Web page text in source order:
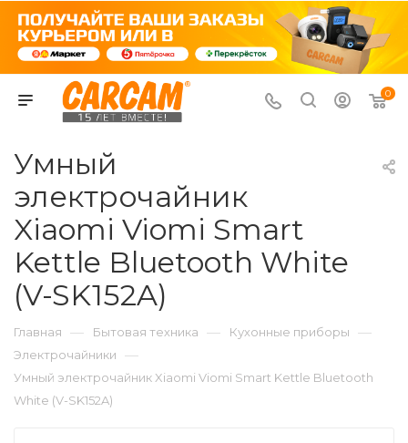
0
Умный
электрочайник
Xiaomi Viomi Smart
Kettle Bluetooth White
(V-SK152A)
Главная — Бытовая техника — Кухонные приборы —
Электрочайники —
Умный электрочайник Xiaomi Viomi Smart Kettle Bluetooth
White (V-SK152A)